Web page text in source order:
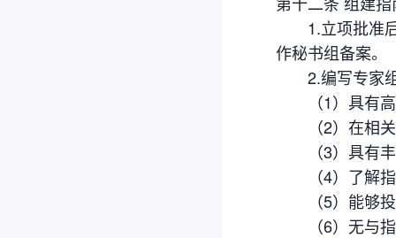
1.立项批准后
作秘书组备案。
2.编写专家组
（1）具有高
（2）在相关
（3）具有丰
（4）了解指
（5）能够投
（6）无与指